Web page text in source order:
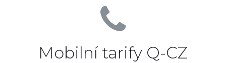
Mobilní tarify Q-CZ